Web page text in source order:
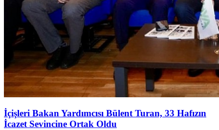
İçişleri Bakan Yardımcısı Bülent Turan, 33 Hafızın
İcazet Sevincine Ortak Oldu